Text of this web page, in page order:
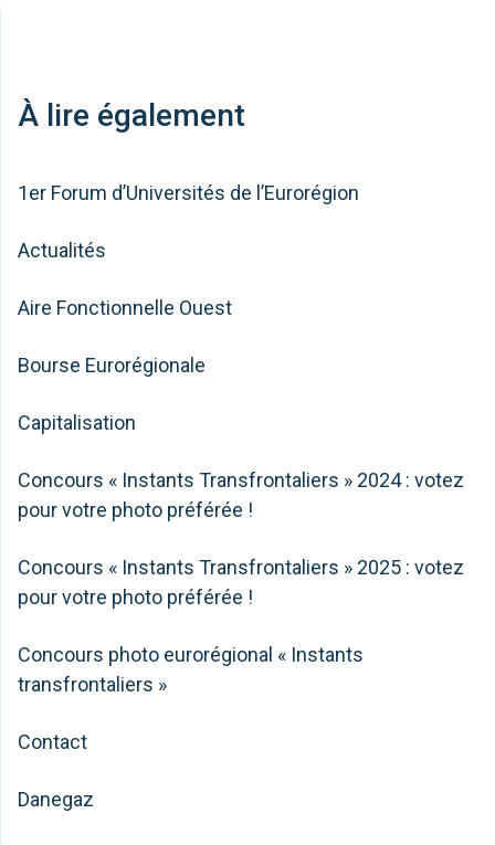
À lire également
1er Forum d’Universités de l’Eurorégion
Actualités
Aire Fonctionnelle Ouest
Bourse Eurorégionale
Capitalisation
Concours « Instants Transfrontaliers » 2024 : votez
pour votre photo préférée !
Concours « Instants Transfrontaliers » 2025 : votez
pour votre photo préférée !
Concours photo eurorégional « Instants
transfrontaliers »
Contact
Danegaz